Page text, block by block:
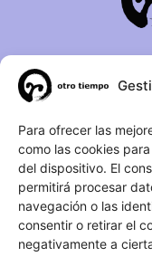
Para ofrecer las
como las cookies
del dispositivo. El
permitirá procesar
navegación o las
consentir o retirar el
negativamente a
C/
2 –